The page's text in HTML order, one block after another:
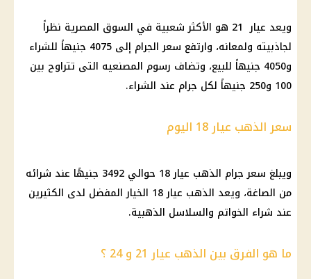
ويعد عيار 21 هو الأكثر شعبية في السوق المصرية نظراً
لجاذبيته ولمعانه، وارتفع سعر الجرام إلى 4075 جنيهاً للشراء
و4050 جنيهاً للبيع، وتضاف رسوم المصنعيه التى تتراوح بين
100 و250 جنيهاً لكل جرام عند الشراء.
سعر الذهب عيار 18 اليوم
ويبلغ سعر جرام الذهب عيار 18 حوالي 3492 جنيهًا عند شرائه
من الصاغة، ويعد الذهب عيار 18 الخيار المفضل لدى الكثيرين
عند شراء الخواتم والسلاسل الذهبية.
ما هو الفرق بين الذهب عيار 21 و 24 ؟